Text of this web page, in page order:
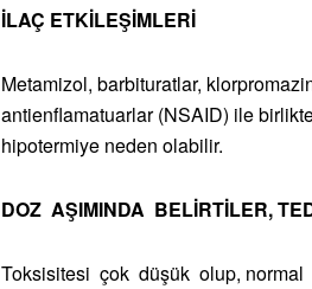
İLAÇ ETKİLEŞİMLERİ
Metamizol, barbituratlar,
antienflamatuarlar (NSAID) ile
hipotermiye neden olabilir.
DOZ AŞIMINDA BELİRTİLER,
Toksisitesi çok düşük olup,